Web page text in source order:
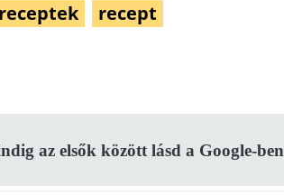
recept
az elsők között lásd a Google-ben